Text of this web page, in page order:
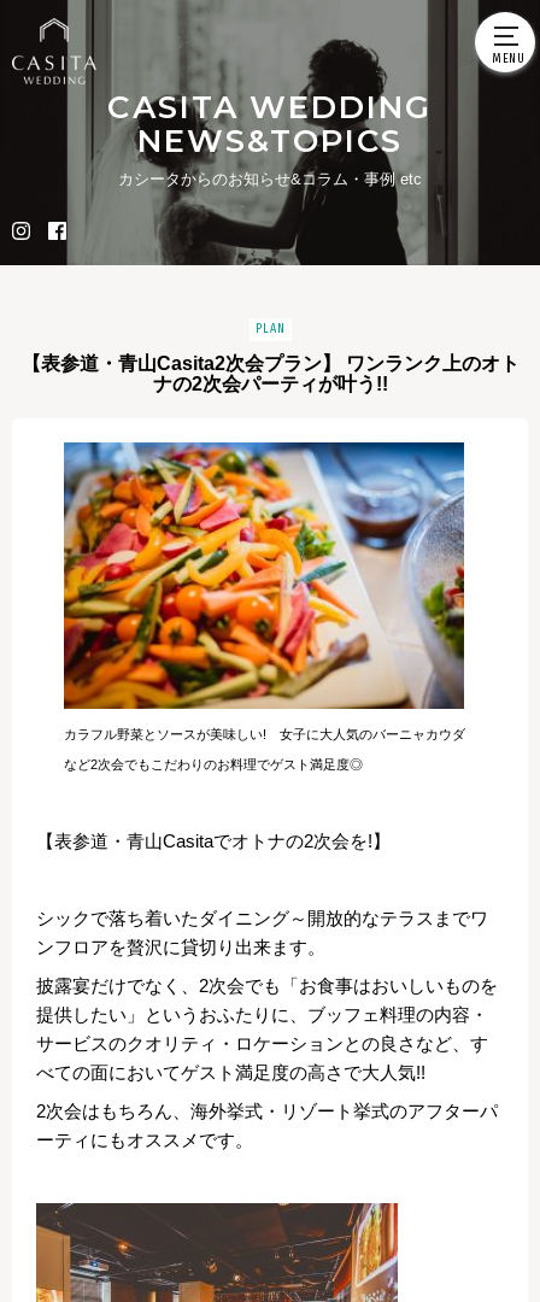
CASITA WEDDING
NEWS&TOPICS
カシータからのお知らせ&コラム・事例 etc
PLAN
【表参道・青山Casita2次会プラン】 ワンランク上のオト
ナの2次会パーティが叶う!!
カラフル野菜とソースが美味しい! 女子に大人気のバーニャカウダ
など2次会でもこだわりのお料理でゲスト満足度◎
【表参道・青山Casitaでオトナの2次会を!】
シックで落ち着いたダイニング～開放的なテラスまでワ
ンフロアを贅沢に貸切り出来ます。
披露宴だけでなく、2次会でも「お食事はおいしいものを
提供したい」というおふたりに、ブッフェ料理の内容・
サービスのクオリティ・ロケーションとの良さなど、す
べての面においてゲスト満足度の高さで大人気!!
2次会はもちろん、海外挙式・リゾート挙式のアフターパ
ーティにもオススメです。